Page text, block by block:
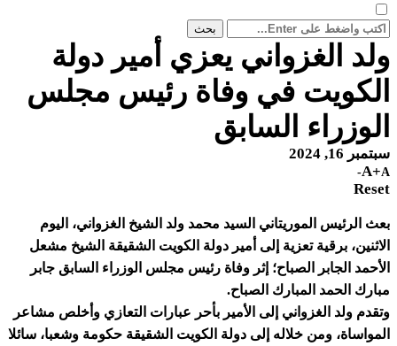
بحث
ولد الغزواني يعزي أمير دولة
الكويت في وفاة رئيس مجلس
الوزراء السابق
سبتمبر 16, 2024
A+A-
Reset
بعث الرئيس الموريتاني السيد محمد ولد الشيخ الغزواني، اليوم
الاثنين، برقية تعزية إلى أمير دولة الكويت الشقيقة الشيخ مشعل
الأحمد الجابر الصباح؛ إثر وفاة رئيس مجلس الوزراء السابق جابر
مبارك الحمد المبارك الصباح.
وتقدم ولد الغزواني إلى الأمير بأحر عبارات التعازي وأخلص مشاعر
المواساة، ومن خلاله إلى دولة الكويت الشقيقة حكومة وشعبا، سائلا